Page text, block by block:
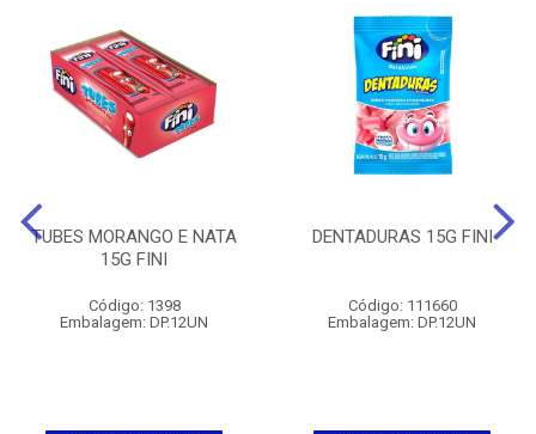
TUBES MORANGO E NATA
15G FINI
Código: 1398
Embalagem: DP.12UN
DENTADURAS 15G FINI
Código: 111660
Embalagem: DP.12UN